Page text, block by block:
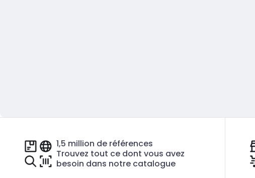
1,5 million de références
Trouvez tout ce dont vous avez
besoin dans notre catalogue